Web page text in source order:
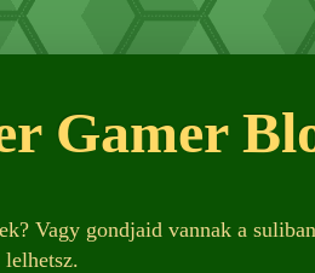
Gamer
Vagy gondjaid vannak a
lelhetsz.